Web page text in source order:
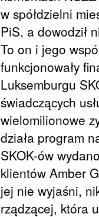
w spółdzielni
PiS, a dowodził
To on i jego
funkcjonowały
Luksemburgu
świadczących
wielomilionowe
działa program
SKOK-ów
klientów Amber
jej nie wyjaśni,
rządzącej, która